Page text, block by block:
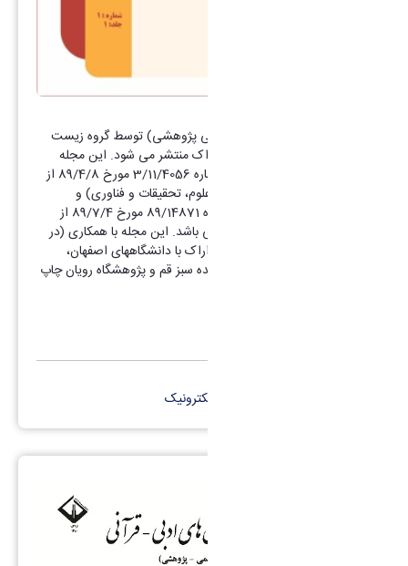
مجله سلول و بافت (فصلنامه علمی پژوهشی) توسط گروه زیست
شناسی دانشکده علوم دانشگاه اراک منتشر می شود. این مجله
دارای تاییدیه علمی پژوهشی شماره 3/11/4056 مورخ 89/4/8 از
کمیسیون نشریات کشور (وزارت علوم، تحقیقات و فناوری) و
همچنین دارای مجوز انتشار شماره 89/14871 مورخ 89/7/4 از
وزارت فرهنگ و ارشاد اسلامی می باشد. این مجله با همکاری (در
قالب انعقاد تفاهم نامه) دانشگاه اراک با دانشگاههای اصفهان،
شهرکرد، مشهد، همدان، پژوهشکده سبز قم و پژوهشگاه رویان چاپ
پست الکترونیک